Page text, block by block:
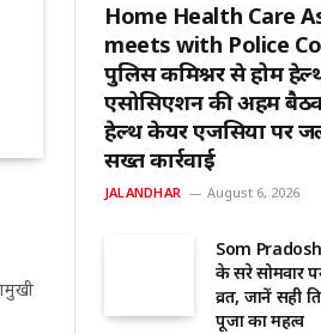
Home Health Care
meets with Police
पुलिस कमिश्नर से होम
एसोसिएशन की अहम
हेल्थ केयर एजेंसियों पर
सख्त कार्रवाई
JALANDHAR August 6, 2026
Som
के दूसरे सोमवार
व्रत, जानें सही
पूजा का महत्व